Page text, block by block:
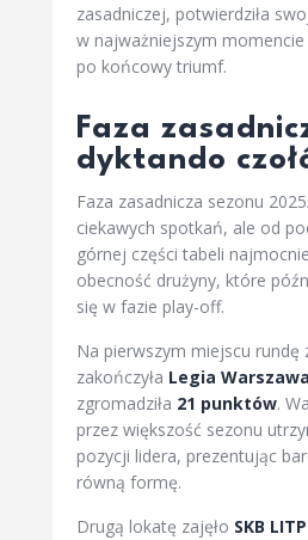
zasadniczej, potwierdziła
w najważniejszym momencie
po końcowy triumf.
Faza
dyktando
Faza zasadnicza sezonu
ciekawych spotkań, ale od
górnej części tabeli
obecność drużyny, które
się w fazie play-off.
Na pierwszym miejscu rundę
zakończyła Legia Warszawa
zgromadziła 21 punktów.
przez większość sezonu
pozycji lidera, prezentując
równą formę.
Drugą lokatę zajęło SKB